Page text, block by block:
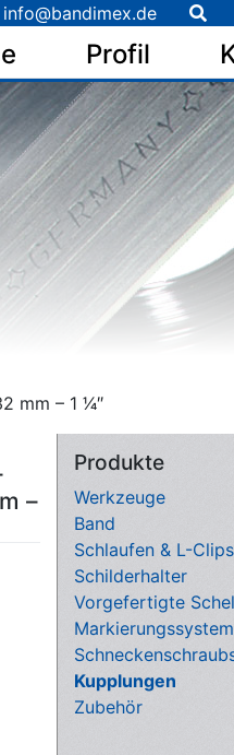
Profil
info@bandimex.de
– 1 1⁄4″
–
Produkte
Werkzeuge
Band
Schlaufen & L-Clips
Schilderhalter
Vorgefertigte
Kupplungen
Zubehör